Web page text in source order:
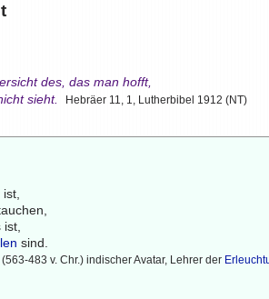
des, das man hofft,
sieht.
Hebräer 11, 1, Lutherbibel 1912 (NT)
ist,
ist,
sind.
(563-483 v. Chr.) indischer Avatar, Lehrer der